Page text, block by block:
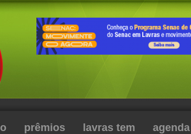
prêmios lavras tem agenda